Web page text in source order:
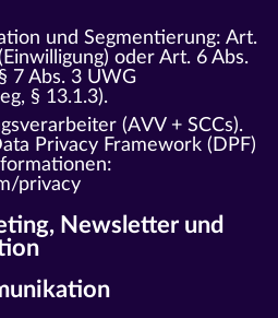
und Segmentierung: Art.
oder Art. 6 Abs.
7 Abs. 3 UWG
§ 13.1.3).
(AVV + SCCs).
Privacy Framework (DPF)
privacy
Newsletter und